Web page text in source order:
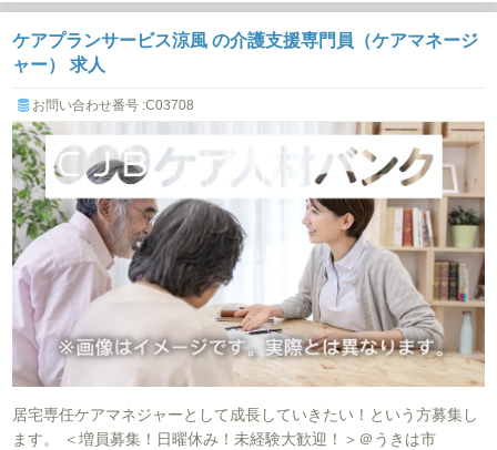
ケアプランサービス涼風 の介護支援専門員（ケアマネージ
ャー） 求人
お問い合わせ番号 :C03708
居宅専任ケアマネジャーとして成長していきたい！という方募集し
ます。 ＜増員募集！日曜休み！未経験大歓迎！＞＠うきは市